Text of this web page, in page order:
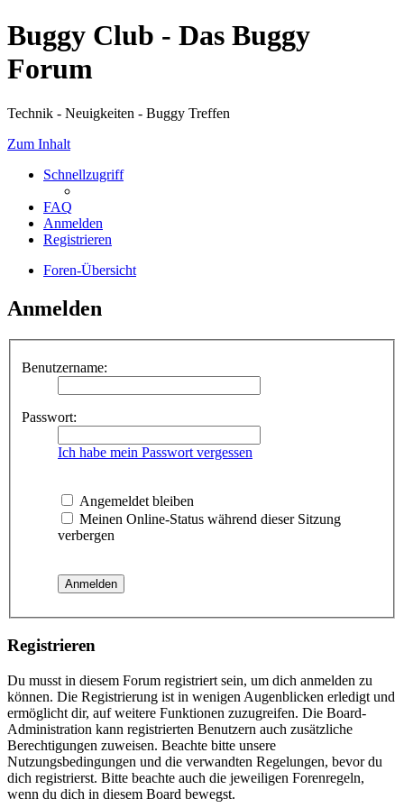
Buggy Club - Das Buggy
Forum
Technik - Neuigkeiten - Buggy Treffen
Zum Inhalt
Schnellzugriff
FAQ
Anmelden
Registrieren
Foren-Übersicht
Anmelden
Benutzername:
Passwort:
Ich habe mein Passwort vergessen
Angemeldet bleiben
Meinen Online-Status während dieser Sitzung
verbergen
Registrieren
Du musst in diesem Forum registriert sein, um dich anmelden zu
können. Die Registrierung ist in wenigen Augenblicken erledigt und
ermöglicht dir, auf weitere Funktionen zuzugreifen. Die Board-
Administration kann registrierten Benutzern auch zusätzliche
Berechtigungen zuweisen. Beachte bitte unsere
Nutzungsbedingungen und die verwandten Regelungen, bevor du
dich registrierst. Bitte beachte auch die jeweiligen Forenregeln,
wenn du dich in diesem Board bewegst.